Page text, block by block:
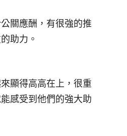
關應酬，有很強的推
助力。
顯得高高在上，很重
感受到他們的強大助